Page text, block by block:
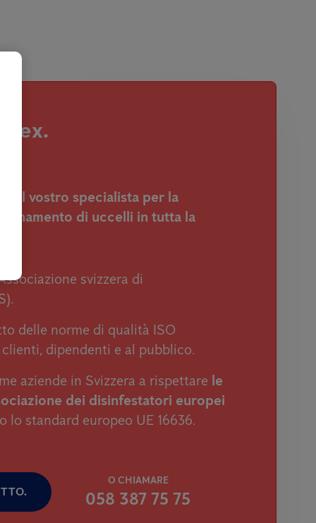
il vostro specialista per la
di uccelli in tutta la
svizzera di
delle norme di qualità ISO
dipendenti e al pubblico.
aziende in Svizzera a rispettare le
dei disinfestatori europei
lo standard europeo UE 16636.
O CHIAMARE
058 387 75 75